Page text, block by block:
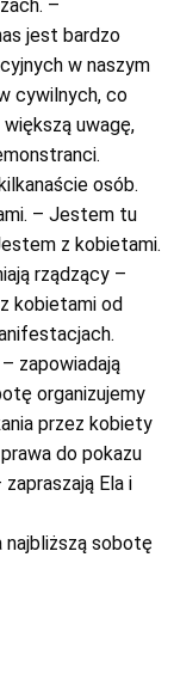
–
jest bardzo
w naszym
cywilnych, co
uwagę,
osób.
– Jestem tu
z kobietami.
rządzący –
kobietami od
zapowiadają
organizujemy
przez kobiety
do pokazu
Ela i
najbliższą sobotę